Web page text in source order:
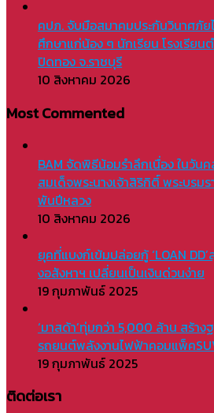
คปภ. จับมือสมาคมประกันวินาศภั
ศึกษาแก่น้อง ๆ นักเรียน โรงเรียน
ปิดทอง จ.ราชบุรี
10 สิงหาคม 2026
Most Commented
BAM จัดพิธีน้อมรำลึกเนื่อง ในวัน
สมเด็จพระนางเจ้าสิริกิติ์ พระบรม
พันปีหลวง
10 สิงหาคม 2026
ยุคที่แบงก์เข้มปล่อยกู้ ‘LOAN
งอสังหาฯ เปลี่ยนเป็นเงินด่วนง่าย
19 กุมภาพันธ์ 2025
‘มาสด้า’ทุ่มกว่า 5,000 ล้าน สร้า
รถยนต์พลังงานไฟฟ้าคอมแพ็ค
19 กุมภาพันธ์ 2025
ติดต่อเรา